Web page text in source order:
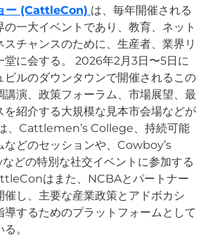
ー (CattleCon) は、毎年開催される
一大イベントであり、教育、ネット
スチャンスのために、生産者、業界リ
堂に会する。 2026年2月3日〜5日に
ビルのダウンタウンで開催されるこの
講演、政策フォーラム、市場展望、最
を紹介する大規模な見本市会場などが
、Cattlemen’s College、持続可能
などのセッションや、Cowboy’s
どの特別な社交イベントに参加する
はまた、NCBAとパートナー
催し、主要な産業政策とアドボカシ
導するためのプラットフォームとして
。